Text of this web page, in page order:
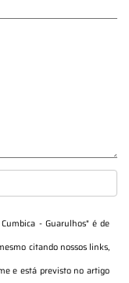
- Guarulhos" é de
citando nossos links,
e está previsto no artigo